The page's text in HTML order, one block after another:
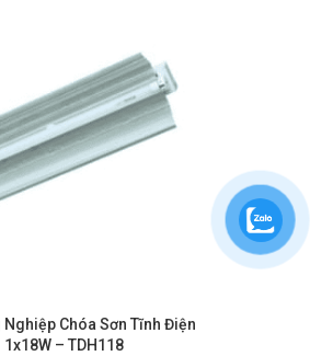
Chóa Sơn Tĩnh Điện
1x18W – TDH118